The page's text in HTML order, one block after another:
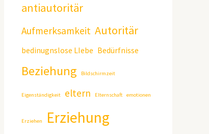
antiautoritär
Aufmerksamkeit Autoritär
bedinugnslose LIebe Bedürfnisse
Beziehung Bildschirmzeit
Eigenständigkeit eltern Elternschaft emotionen
Erziehen Erziehung